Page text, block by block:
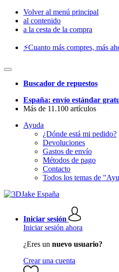
Volver al menú principal
al contenido
a la cesta de la compra
⚡️Cuanto más compres, más
Buscador de repuestos
España: envío estándar
Más de 11.100 artículos
Ayuda
¿Dónde está mi pedido?
Devoluciones
Gastos de envío
Métodos de pago
Contacto
Todos los temas de
Iniciar sesión
Iniciar sesión ahora
¿Eres un nuevo usuario?
Crear una cuenta